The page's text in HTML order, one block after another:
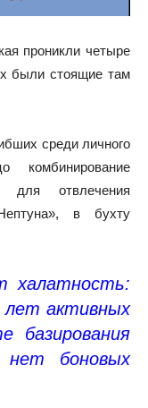
проникли четыре
были стоящие там
среди личного
для отвлечения
в бухту
халатность:
лет активных
базирования
боновых